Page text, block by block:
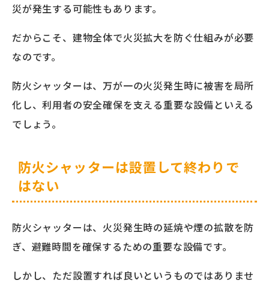
災が発生する可能性もあります。
だからこそ、建物全体で火災拡大を防ぐ仕組みが必要
なのです。
防火シャッターは、万が一の火災発生時に被害を局所
化し、利用者の安全確保を支える重要な設備といえる
でしょう。
防火シャッターは設置して終わりで
はない
防火シャッターは、火災発生時の延焼や煙の拡散を防
ぎ、避難時間を確保するための重要な設備です。
しかし、ただ設置すれば良いというものではありませ